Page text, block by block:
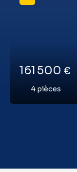
161 500 €
4 pièces